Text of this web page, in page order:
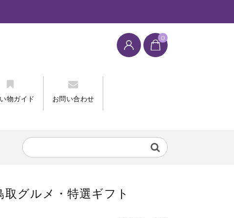
0
物ガイド お問い合わせ
グルメ・特選ギフト